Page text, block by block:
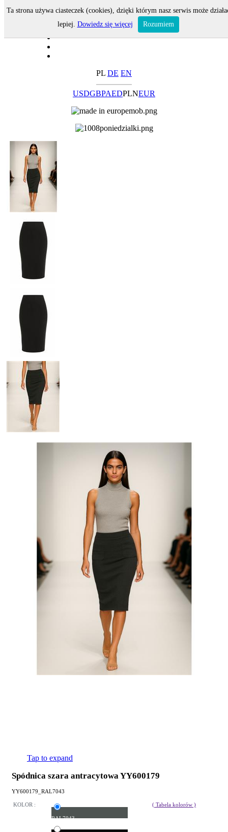
PL DE EN
USDGBPAEDPLNEUR
Tap to expand
Spódnica szara antracytowa YY600179
YY600179_RAL7043
KOLOR :
RAL7043
( Tabela kolorów )
Ta strona używa ciasteczek (cookies), dzięki którym nasz serwis może
lepiej. Dowiedz się więcej Rozumiem